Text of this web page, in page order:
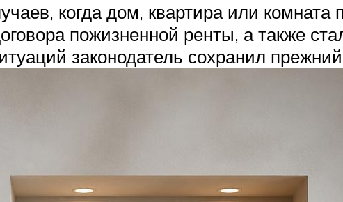
когда дом, квартира или
пожизненной ренты, а также
законодатель сохранил